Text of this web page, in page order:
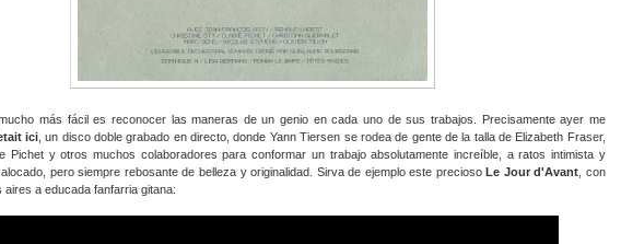
más fácil es reconocer las maneras de un genio en cada uno de sus trabajos. Precisamente ayer me
ici, un disco doble grabado en directo, donde Yann Tiersen se rodea de gente de la talla de Elizabeth Fraser,
Pichet y otros muchos colaboradores para conformar un trabajo absolutamente increíble, a ratos intimista y
pero siempre rebosante de belleza y originalidad. Sirva de ejemplo este precioso Le Jour d'Avant , con
a educada fanfarria gitana: